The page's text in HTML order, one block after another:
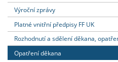
Výroční zprávy
Platné vnitřní předpisy FF UK
Rozhodnutí a sdělení děkana,
Opatření děkana